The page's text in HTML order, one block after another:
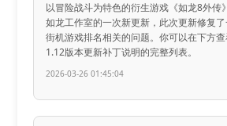
以冒险战斗为特色的衍生游戏《如龙8外传
如龙工作室的一次新更新，此次更新修复
街机游戏排名相关的问题。你可以在下方查
1.12版本更新补丁说明的完整列表。
2026-03-26 01:45:04